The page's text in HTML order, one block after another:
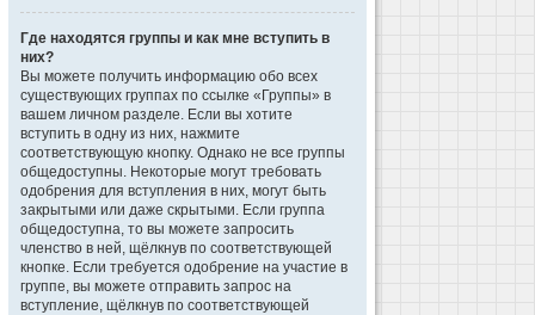
Где находятся группы и как мне вступить в
них?
Вы можете получить информацию обо всех
существующих группах по ссылке «Группы» в
вашем личном разделе. Если вы хотите
вступить в одну из них, нажмите
соответствующую кнопку. Однако не все группы
общедоступны. Некоторые могут требовать
одобрения для вступления в них, могут быть
закрытыми или даже скрытыми. Если группа
общедоступна, то вы можете запросить
членство в ней, щёлкнув по соответствующей
кнопке. Если требуется одобрение на участие в
группе, вы можете отправить запрос на
вступление, щёлкнув по соответствующей